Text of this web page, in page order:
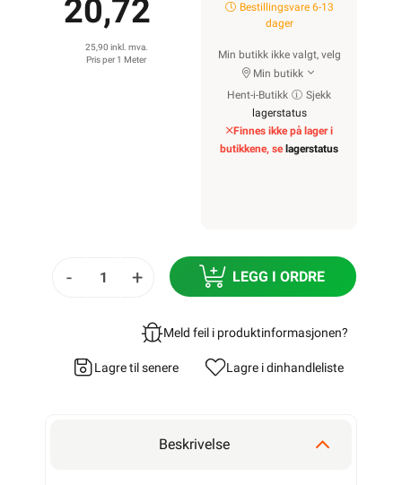
20,72
25,90 inkl. mva.
Pris per 1 Meter
Bestillingsvare 6-13
dager
Min butikk ikke valgt, velg
Min butikk
Hent-i-Butikk
Sjekk
lagerstatus
Finnes ikke på lager i
butikkene, se lagerstatus
- + LEGG I ORDRE
Meld feil i produktinformasjonen?
Lagre til senere Lagre i dinhandleliste
Beskrivelse